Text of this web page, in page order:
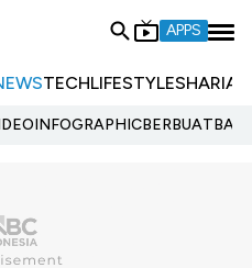
APPS
TECHLIFESTYLESHARIA
INFOGRAPHIC